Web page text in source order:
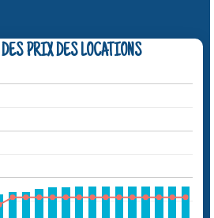
PRIX DES LOCATIONS